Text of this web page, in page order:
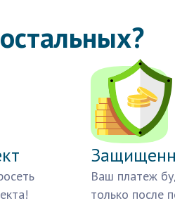
Ваш платеж
только после